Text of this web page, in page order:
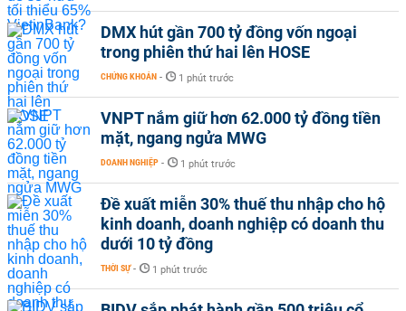
DMX hút gần 700 tỷ đồng vốn ngoại
trong phiên thứ hai lên HOSE
CHỨNG KHOÁN - 1 phút trước
VNPT nắm giữ hơn 62.000 tỷ đồng tiền
mặt, ngang ngửa MWG
DOANH NGHIỆP - 1 phút trước
Đề xuất miễn 30% thuế thu nhập cho hộ
kinh doanh, doanh nghiệp có doanh thu
dưới 10 tỷ đồng
THỜI SỰ - 1 phút trước